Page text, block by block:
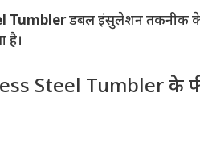
Tumblerडबल इंसुलेशन तकनीक के
है।
Steel Tumbler के